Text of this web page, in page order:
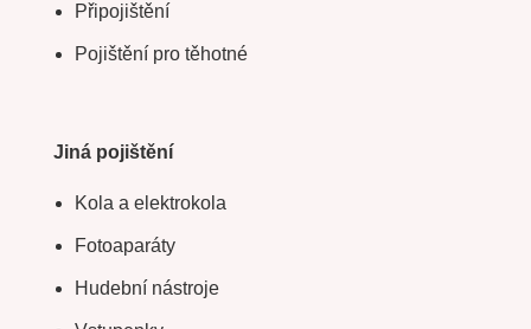
Připojištění
Pojištění pro těhotné
Jiná pojištění
Kola a elektrokola
Fotoaparáty
Hudební nástroje